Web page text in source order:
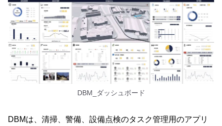
DBM_ダッシュボード
DBMは、清掃、警備、設備点検のタスク管理用のアプリ